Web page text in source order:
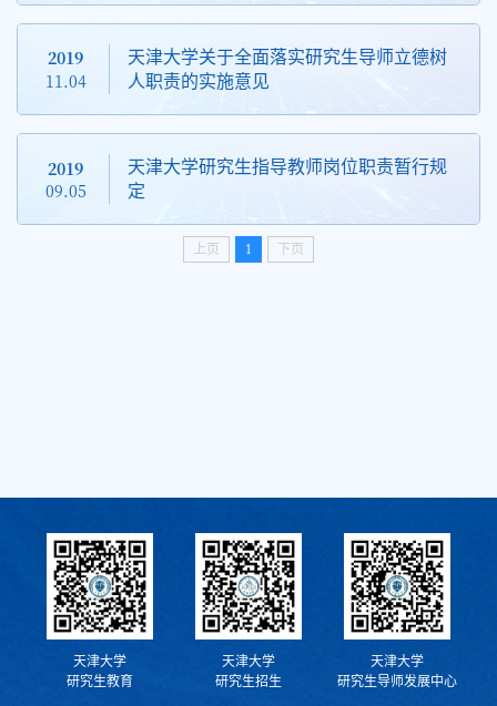
2019
11.04
天津大学关于全面落实研究生导师立德树
人职责的实施意见
2019
09.05
天津大学研究生指导教师岗位职责暂行规
定
上页 1 下页
天津大学
研究生教育
天津大学
研究生招生
天津大学
研究生导师发展中心